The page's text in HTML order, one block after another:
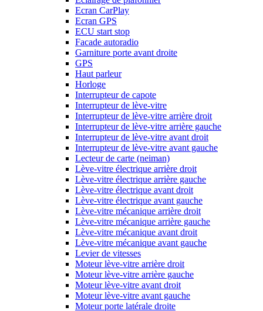
Ecran CarPlay
Ecran GPS
ECU start stop
Facade autoradio
Garniture porte avant droite
GPS
Haut parleur
Horloge
Interrupteur de capote
Interrupteur de lève-vitre
Interrupteur de lève-vitre arrière droit
Interrupteur de lève-vitre arrière gauche
Interrupteur de lève-vitre avant droit
Interrupteur de lève-vitre avant gauche
Lecteur de carte (neiman)
Lève-vitre électrique arrière droit
Lève-vitre électrique arrière gauche
Lève-vitre électrique avant droit
Lève-vitre électrique avant gauche
Lève-vitre mécanique arrière droit
Lève-vitre mécanique arrière gauche
Lève-vitre mécanique avant droit
Lève-vitre mécanique avant gauche
Levier de vitesses
Moteur lève-vitre arrière droit
Moteur lève-vitre arrière gauche
Moteur lève-vitre avant droit
Moteur lève-vitre avant gauche
Moteur porte latérale droite